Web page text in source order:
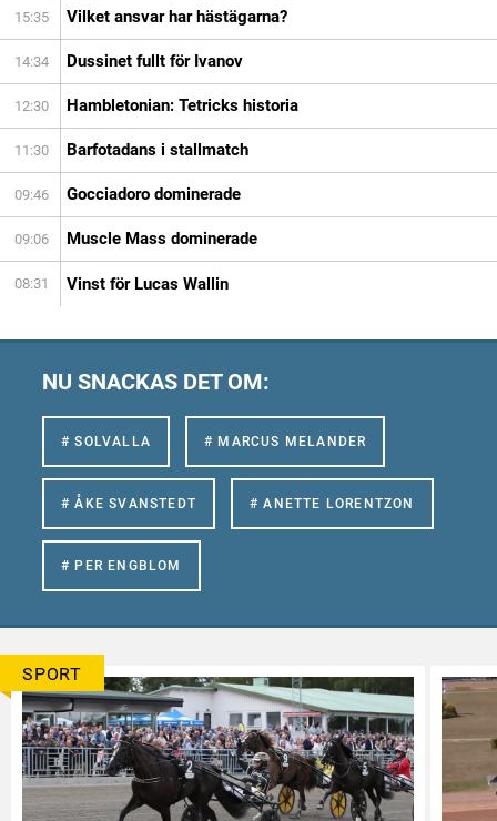
15:35 Vilket ansvar har hästägarna?
14:34 Dussinet fullt för Ivanov
12:30 Hambletonian: Tetricks historia
11:30 Barfotadans i stallmatch
09:46 Gocciadoro dominerade
09:06 Muscle Mass dominerade
08:31 Vinst för Lucas Wallin
NU SNACKAS DET OM:
# SOLVALLA # MARCUS MELANDER
# ÅKE SVANSTEDT # ANETTE LORENTZON
# PER ENGBLOM
SPORT